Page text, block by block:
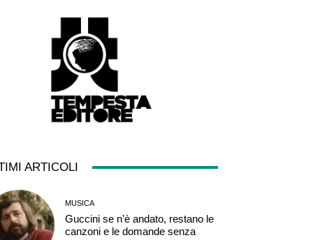
ARTICOLI
MUSICA
Guccini se n’è andato, restano le
canzoni e le domande senza